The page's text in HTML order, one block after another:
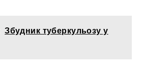
Збудник туберкульозу у